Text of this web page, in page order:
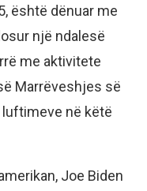
është dënuar me
një ndalesë
me aktivitete
Marrëveshjes së
luftimeve në këtë
Joe Biden